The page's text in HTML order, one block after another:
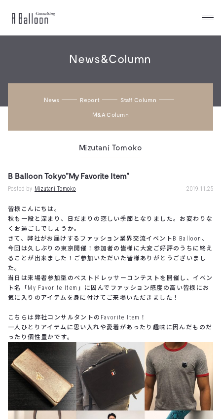
A
News&Column
News Report Staff Column
M&a Column
Mizutani Tomoko
B Balloon Tokyo”My Favorite Item”
Posted by Mizutani Tomoko 2019.11.25
皆様こんにちは。
秋も一段と深まり、日だまりの恋しい季節となりました。お変わりな
くお過ごしでしょうか。
さて、弊社がお届けするファッション業界交流イベントB Balloon、
今回は久しぶりの東京開催！参加者の皆様に大変ご好評のうちに終え
ることが出来ました！ご参加いただいた皆様ありがとうございまし
た。
当日は来場者参加型のベストドレッサーコンテストを開催し、イベン
ト名「My Favorite Item」に因んでファッション感度の高い皆様にお
気に入りのアイテムを身に付けてご来場いただきました！
こちらは弊社コンサルタントのFavorite Item！
一人ひとりアイテムに思い入れや愛着があったり趣味に因んだものだ
ったり個性豊かです。